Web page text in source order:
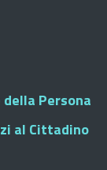
Persona
al Cittadino